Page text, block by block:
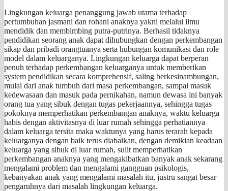
Lingkungan keluarga penanggung jawab utama terhadap
pertumbuhan jasmani dan rohani anaknya yakni melalui ilmu
mendidik dan membimbing putra-putrinya. Berhasil tidaknya
pendidikan seorang anak dapat dihubungkan dengan perkembangan
sikap dan pribadi orangtuanya serta hubungan komunikasi dan role
model dalam keluarganya. Lingkungan keluarga dapat berperan
penuh terhadap perkembangan keluarganya untuk memberikan
system pendidikan secara komprehensif, saling berkesinambungan,
mulai dari anak tumbuh dari masa perkembangan, sampai masuk
kedewasaan dan masuk pada pernikahan, namun dewasa ini banyak
orang tua yang sibuk dengan tugas pekerjaannya, sehingga tugas
pokoknya memperhatikan perkembangan anaknya, waktu keluarga
habis dengan aktivitasnya di luar rumah sehingga perhatiannya
dalam keluarga tersita maka waktunya yang harus terarah kepada
keluarganya dengan baik terus diabaikan, dengan demikian keadaan
keluarga yang sibuk di luar rumah, sulit memperhatikan
perkembangan anaknya yang mengakibatkan banyak anak sekarang
mengalami problem dan mengalami gangguan psikologis,
kebanyakan anak yang mengalami masalah itu, justru sangat besar
pengaruhnya dari masalah lingkungan keluarga.